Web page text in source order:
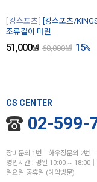
킹스포츠
[킹스포츠/
조류걸이 마린
51,000원 60,000원 15%
CS CENTER
02-599-
장비문의 1번│하우징문의 2번│
영업시간 : 평일 10:00 ~
일요일 공휴일 (예약방문)